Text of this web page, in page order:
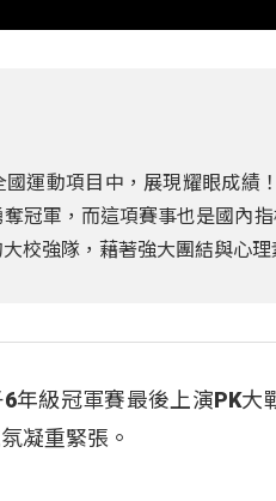
國運動項目中，展現耀眼成績
冠軍，而這項賽事也是國內
校強隊，藉著強大團結與心
年級冠軍賽最後上演PK
凝重緊張。